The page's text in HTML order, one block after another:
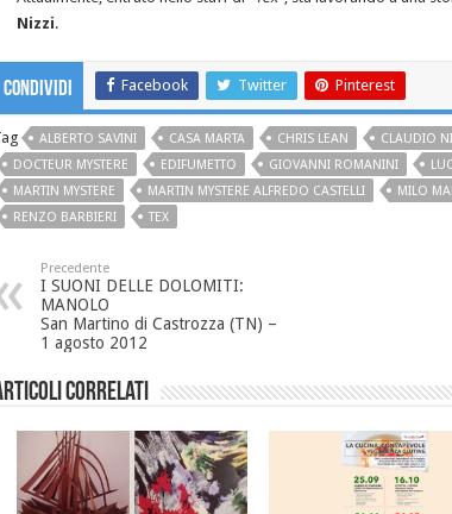
Nizzi.
Condividi Facebook Twitter Pinterest
ALBERTO SAVINI CASA MARTA CHRIS LEAN CLAUDIO
DOCTEUR MYSTERE
EDIFUMETTO GIOVANNI ROMANINI
MARTIN MYSTERE
MARTIN MYSTERE ALFREDO CASTELLI MILO
RENZO BARBIERI
TEX
Precedente
I SUONI DELLE DOLOMITI:
MANOLO
San Martino di Castrozza (TN) –
1 agosto 2012
correlati